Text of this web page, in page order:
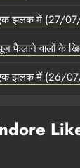
एक झलक में (27/
फैलाने वालों के
एक झलक में (26/